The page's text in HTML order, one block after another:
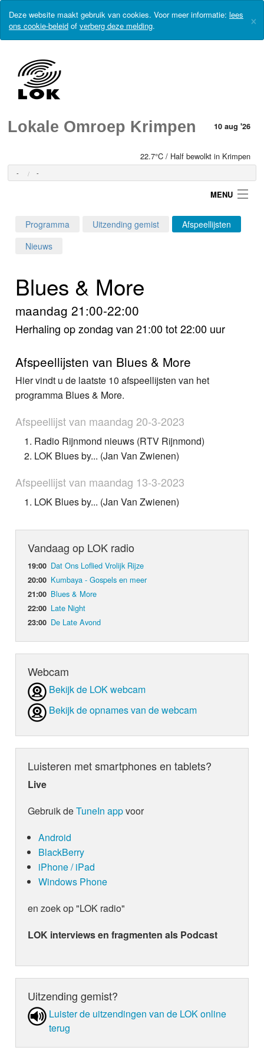
Deze website maakt gebruik van cookies. Voor meer informatie: lees
ons cookie-beleid of verberg deze melding. ×
Lokale Omroep Krimpen 10 aug '26
22.7°C / Half bewolkt in Krimpen
- -
MENU
Programma's
Nieuws
Video
Vacatures
Programma Uitzending gemist
Afspeellijsten
Nieuws
Blues & More
maandag 21:00-22:00
Herhaling op zondag van 21:00 tot 22:00 uur
Afspeellijsten van Blues & More
Hier vindt u de laatste 10 afspeellijsten van het
programma Blues & More.
Afspeellijst van maandag 20-3-2023
Radio Rijnmond nieuws (RTV Rijnmond)
LOK Blues by... (Jan Van Zwienen)
Afspeellijst van maandag 13-3-2023
LOK Blues by... (Jan Van Zwienen)
Vandaag op LOK radio
19:00 Dat Ons Loflied Vrolijk Rijze
20:00 Kumbaya - Gospels en meer
21:00 Blues & More
22:00 Late Night
23:00 De Late Avond
Webcam
Bekijk de LOK webcam
Bekijk de opnames van de webcam
Luisteren met smartphones en tablets?
Live
Gebruik deTuneIn appvoor
Android
BlackBerry
iPhone / iPad
Windows Phone
en zoek op "LOK radio"
LOK interviews en fragmenten als Podcast
Uitzending gemist?
Luister de uit­zen­din­gen van de LOK online
terug